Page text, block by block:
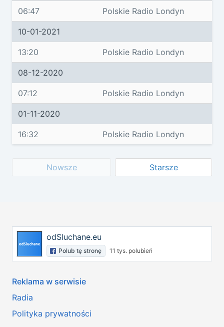
06:47 Polskie Radio Londyn
10-01-2021
13:20 Polskie Radio Londyn
08-12-2020
07:12 Polskie Radio Londyn
01-11-2020
16:32 Polskie Radio Londyn
Nowsze Starsze
odSluchane.eu
Polub tę stronę 11 tys. polubień
Reklama w serwisie
Radia
Polityka prywatności